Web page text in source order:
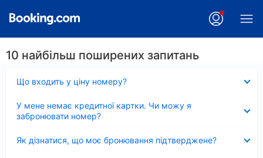
10 найбільш поширених запитань
Що входить у ціну номеру?
У мене немає кредитної картки. Чи можу я
забронювати номер?
Як дізнатися, що моє бронювання підтверджене?